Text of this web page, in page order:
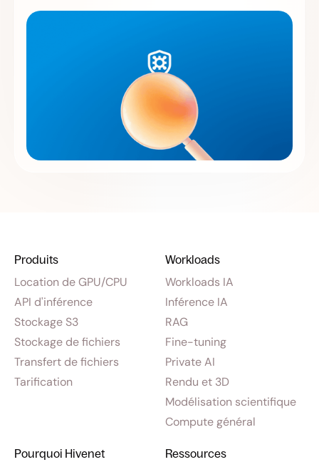
Produits
Location de GPU/CPU
API d'inférence
Stockage S3
Stockage de fichiers
Transfert de fichiers
Tarification
Workloads
Workloads IA
Inférence IA
RAG
Fine-tuning
Private AI
Rendu et 3D
Modélisation scientifique
Compute général
Pourquoi Hivenet Ressources